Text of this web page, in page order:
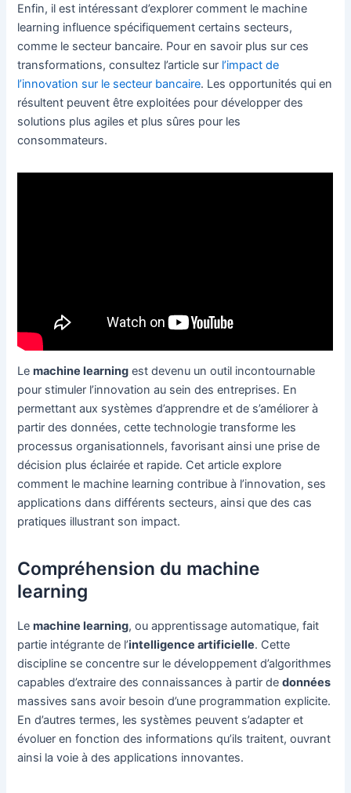
Enfin, il est intéressant d’explorer comment le machine
learning influence spécifiquement certains secteurs,
comme le secteur bancaire. Pour en savoir plus sur ces
transformations, consultez l’article sur l’impact de
l’innovation sur le secteur bancaire. Les opportunités qui en
résultent peuvent être exploitées pour développer des
solutions plus agiles et plus sûres pour les
consommateurs.
Lemachine learning est devenu un outil incontournable
pour stimuler l’innovation au sein des entreprises. En
permettant aux systèmes d’apprendre et de s’améliorer à
partir des données, cette technologie transforme les
processus organisationnels, favorisant ainsi une prise de
décision plus éclairée et rapide. Cet article explore
comment le machine learning contribue à l’innovation, ses
applications dans différents secteurs, ainsi que des cas
pratiques illustrant son impact.
Compréhension du machine
learning
Lemachine learning, ou apprentissage automatique, fait
partie intégrante de l’intelligence artificielle. Cette
discipline se concentre sur le développement d’algorithmes
capables d’extraire des connaissances à partir dedonnées
massives sans avoir besoin d’une programmation explicite.
En d’autres termes, les systèmes peuvent s’adapter et
évoluer en fonction des informations qu’ils traitent, ouvrant
ainsi la voie à des applications innovantes.